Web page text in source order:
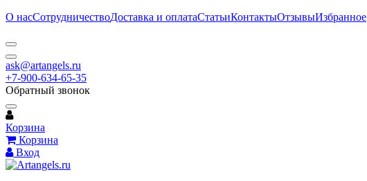
О насСотрудничествоДоставка и оплатаСтатьиКонтактыОтзывыИзбранное
ask@artangels.ru
+7-900-634-65-35
Обратный звонок
Корзина
Корзина
Вход